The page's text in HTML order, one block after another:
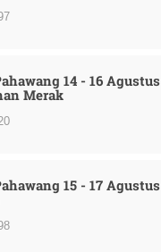
14 - 16 Agustus
Merak
15 - 17 Agustus